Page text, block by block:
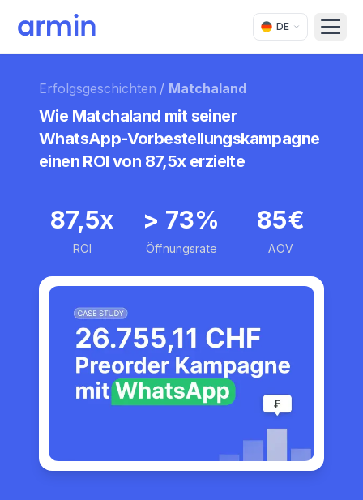
DE
Erfolgsgeschichten / Matchaland
Wie Matchaland mit seiner
WhatsApp-Vorbestellungskampagne
einen ROI von 87,5x erzielte
87,5x
ROI
> 73%
Öffnungsrate
85€
AOV